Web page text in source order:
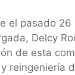
el pasado 26
Delcy
de esta
reingeniería